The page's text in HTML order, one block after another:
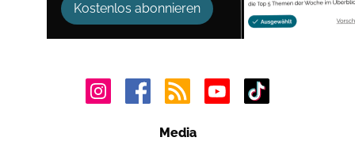
Kostenlos abonnieren
Media